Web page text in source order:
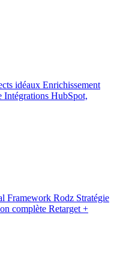
idéaux Enrichissement
Intégrations HubSpot,
Framework Rodz Stratégie
complète Retarget +